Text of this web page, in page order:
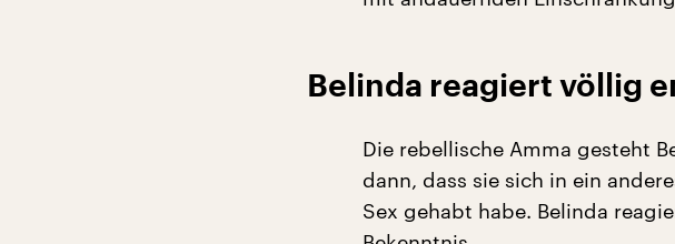
Belinda reagiert völlig
Die rebellische Amma gesteht
dann, dass sie sich in ein
Sex gehabt habe. Belinda